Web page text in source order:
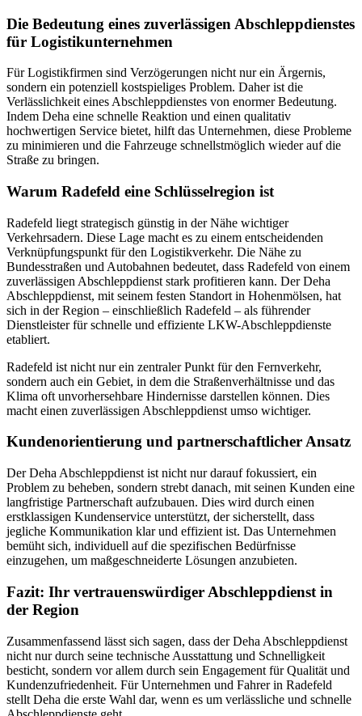
Die Bedeutung eines zuverlässigen Abschleppdienstes
für Logistikunternehmen
Für Logistikfirmen sind Verzögerungen nicht nur ein Ärgernis,
sondern ein potenziell kostspieliges Problem. Daher ist die
Verlässlichkeit eines Abschleppdienstes von enormer Bedeutung.
Indem Deha eine schnelle Reaktion und einen qualitativ
hochwertigen Service bietet, hilft das Unternehmen, diese Probleme
zu minimieren und die Fahrzeuge schnellstmöglich wieder auf die
Straße zu bringen.
Warum Radefeld eine Schlüsselregion ist
Radefeld liegt strategisch günstig in der Nähe wichtiger
Verkehrsadern. Diese Lage macht es zu einem entscheidenden
Verknüpfungspunkt für den Logistikverkehr. Die Nähe zu
Bundesstraßen und Autobahnen bedeutet, dass Radefeld von einem
zuverlässigen Abschleppdienst stark profitieren kann. Der Deha
Abschleppdienst, mit seinem festen Standort in Hohenmölsen, hat
sich in der Region – einschließlich Radefeld – als führender
Dienstleister für schnelle und effiziente LKW-Abschleppdienste
etabliert.
Radefeld ist nicht nur ein zentraler Punkt für den Fernverkehr,
sondern auch ein Gebiet, in dem die Straßenverhältnisse und das
Klima oft unvorhersehbare Hindernisse darstellen können. Dies
macht einen zuverlässigen Abschleppdienst umso wichtiger.
Kundenorientierung und partnerschaftlicher Ansatz
Der Deha Abschleppdienst ist nicht nur darauf fokussiert, ein
Problem zu beheben, sondern strebt danach, mit seinen Kunden eine
langfristige Partnerschaft aufzubauen. Dies wird durch einen
erstklassigen Kundenservice unterstützt, der sicherstellt, dass
jegliche Kommunikation klar und effizient ist. Das Unternehmen
bemüht sich, individuell auf die spezifischen Bedürfnisse
einzugehen, um maßgeschneiderte Lösungen anzubieten.
Fazit: Ihr vertrauenswürdiger Abschleppdienst in
der Region
Zusammenfassend lässt sich sagen, dass der Deha Abschleppdienst
nicht nur durch seine technische Ausstattung und Schnelligkeit
besticht, sondern vor allem durch sein Engagement für Qualität und
Kundenzufriedenheit. Für Unternehmen und Fahrer in Radefeld
stellt Deha die erste Wahl dar, wenn es um verlässliche und schnelle